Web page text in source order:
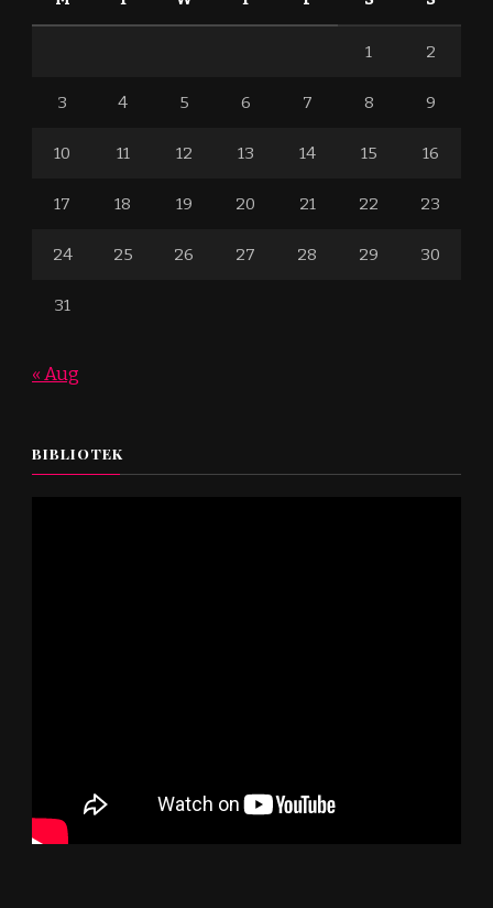
1 2
3 4 5 6 7 8 9
10 11 12 13 14 15 16
17 18 19 20 21 22 23
24 25 26 27 28 29 30
31
« Aug
BIBLIOTEK